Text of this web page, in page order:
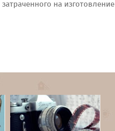
на изготовление